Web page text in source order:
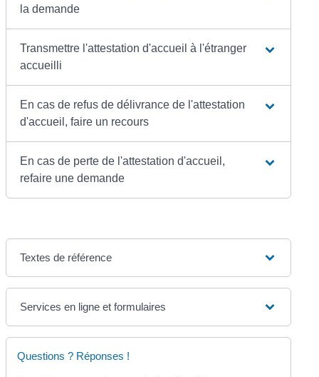
la demande
Transmettre l'attestation d'accueil à l'étranger
accueilli
En cas de refus de délivrance de l'attestation
d'accueil, faire un recours
En cas de perte de l'attestation d'accueil,
refaire une demande
Textes de référence
Services en ligne et formulaires
Questions ? Réponses !